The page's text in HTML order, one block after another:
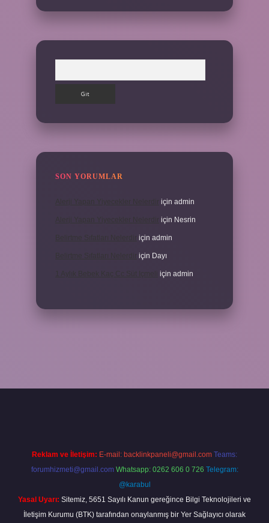
SON YORUMLAR
Alerji Yapan Yiyecekler Nelerdir için admin
Alerji Yapan Yiyecekler Nelerdir için Nesrin
için admin
için Dayı
1 Aylık Bebek Kaç Cc Süt Içmeli için admin
Reklam ve İletişim: E-mail: backlinkpaneli@gmail.com Teams:
forumhizmeti@gmail.com Whatsapp: 0262 606 0 726 Telegram:
@karabul
Yasal Uyarı: Sitemiz, 5651 Sayılı Kanun gereğince Bilgi Teknolojileri ve
İletişim Kurumu (BTK) tarafından onaylanmış bir Yer Sağlayıcı olarak